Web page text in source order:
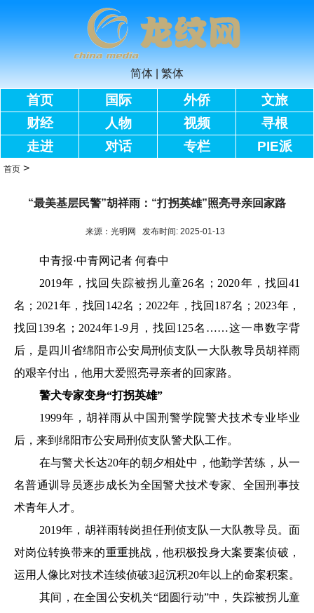
简体 繁体
首页 国际 外侨
文旅
财经
人物 视频
寻根
走进
对话 专栏 PIE派
首页 >
“最美基层民警”胡祥雨：“打拐英雄”照亮寻亲回家路
来源：光明网 发布时间: 2025-01-13
中青报·中青网记者 何春中
2019年，找回失踪被拐儿童26名；2020年，找回41
名；2021年，找回142名；2022年，找回187名；2023年，
找回139名；2024年1-9月，找回125名……这一串数字背
后，是四川省绵阳市公安局刑侦支队一大队教导员胡祥雨
的艰辛付出，他用大爱照亮寻亲者的回家路。
警犬专家变身“打拐英雄”
1999年，胡祥雨从中国刑警学院警犬技术专业毕业
后，来到绵阳市公安局刑侦支队警犬队工作。
在与警犬长达20年的朝夕相处中，他勤学苦练，从一
名普通训导员逐步成长为全国警犬技术专家、全国刑事技
术青年人才。
2019年，胡祥雨转岗担任刑侦支队一大队教导员。面
对岗位转换带来的重重挑战，他积极投身大案要案侦破，
运用人像比对技术连续侦破3起沉积20年以上的命案积案。
其间，在全国公安机关“团圆行动”中，失踪被拐儿童